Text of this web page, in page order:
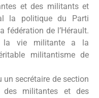
et des militants et
la politique du Parti
fédération de l’Hérault.
la vie militante a la
militantisme de
un secrétaire de section
des militantes et des